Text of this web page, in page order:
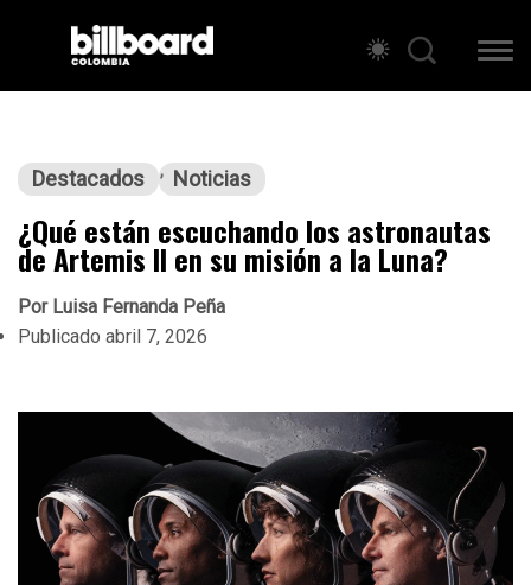
Destacados Noticias
¿Qué están escuchando los astronautas
de Artemis II en su misión a la Luna?
PorLuisa Fernanda Peña
Publicado abril 7, 2026